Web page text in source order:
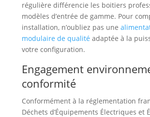
régulière différencie les boitiers
modèles d’entrée de gamme. Pour
installation, n’oubliez pas une
modulaire de qualité adaptée à la
votre configuration.
Engagement
conformité
Conformément à la réglementation
Déchets d’Équipements Électriques et